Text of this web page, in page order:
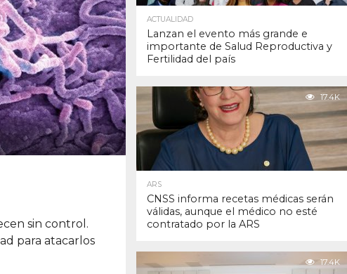
sin control.
para atacarlos
ACTUALIDAD
Lanzan el evento más grande e
importante de Salud Reproductiva y
Fertilidad del país
17.4K
ARS
CNSS informa recetas médicas serán
válidas, aunque el médico no esté
contratado por la ARS
17.4K